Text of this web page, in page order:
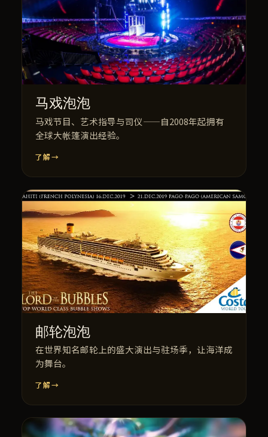
马戏泡泡
马戏节目、艺术指导与司仪——自2008年起拥有
全球大帐篷演出经验。
了解→
邮轮泡泡
在世界知名邮轮上的盛大演出与驻场季，让海洋成
为舞台。
了解→